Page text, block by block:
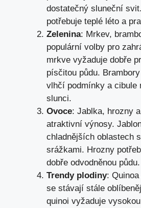
dostatečný sluneční
potřebuje teplé léto a
Zelenina: Mrkev,
populární volby pro
mrkve vyžaduje dobře
písčitou půdu.
vlhčí podmínky a cibule
slunci.
Ovoce: Jablka, hrozny
atraktivní výnosy.
chladnějších oblastech
srážkami. Hrozny
dobře odvodněnou půdu.
Trendy plodiny:
se stávají stále
quinoi vyžaduje